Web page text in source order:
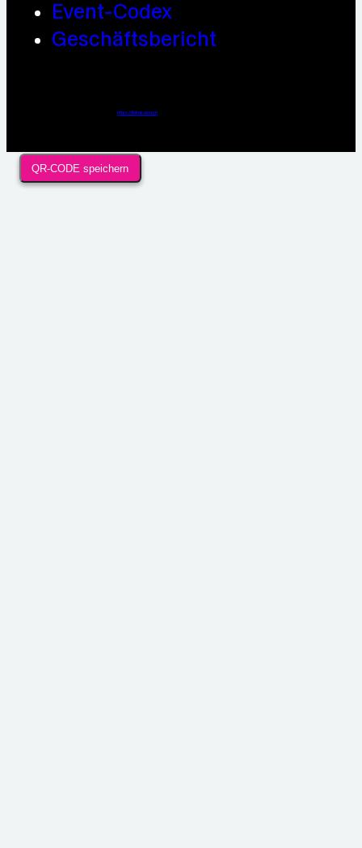
Event-Codex
Geschäftsbericht
https://linkup.design
QR-CODE speichern